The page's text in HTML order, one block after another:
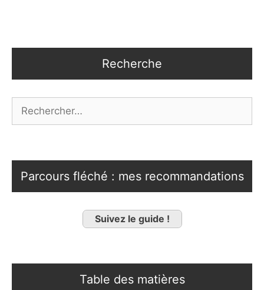
Recherche
Parcours fléché : mes recommandations
Suivez le guide !
Table des matières